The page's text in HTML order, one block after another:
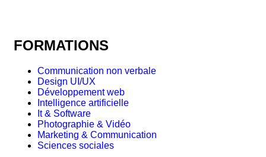
FORMATIONS
Communication non verbale
Design UI/UX
Développement web
Intelligence artificielle
It & Software
Photographie & Vidéo
Marketing & Communication
Sciences sociales